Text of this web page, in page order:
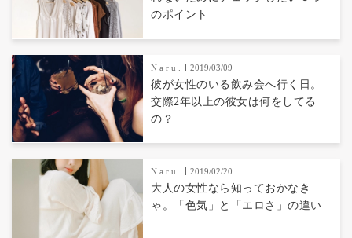
のポイント
N a r u . 2019/03/09
彼が女性のいる飲み会へ行く日。
交際2年以上の彼女は何をしてる
の？
N a r u . 2019/02/20
大人の女性なら知っておかなき
ゃ。「色気」と「エロさ」の違い